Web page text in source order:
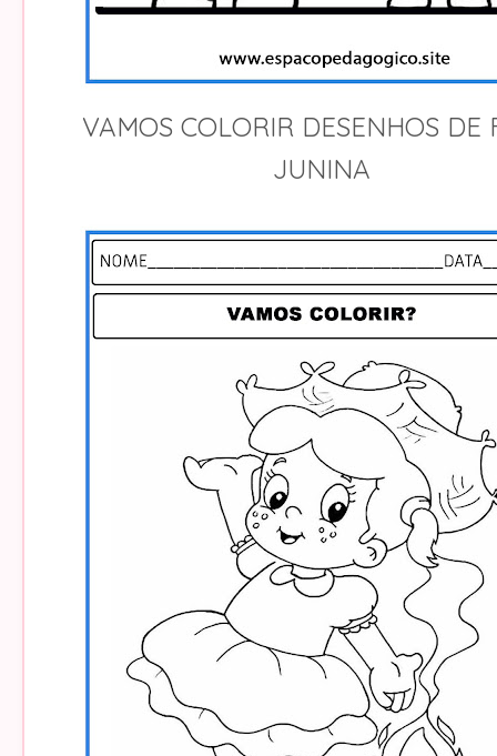
VAMOS COLORIR DESENHOS DE
JUNINA